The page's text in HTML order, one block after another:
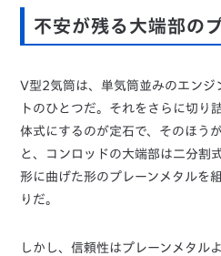
不安が残る大端部の
V型2気筒は、単気筒並みのエンジ
トのひとつだ。それをさらに切り
体式にするのが定石で、そのほう
と、コンロッドの大端部は二分割
形に曲げた形のプレーンメタルを
りだ。
しかし、信頼性はプレーンメタル